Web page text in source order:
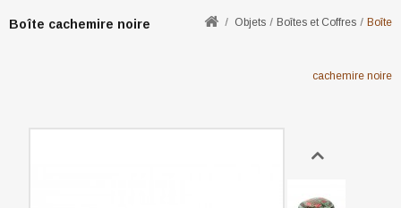
Boîte cachemire noire Objets Boîtes et Coffres Boîte
cachemire noire